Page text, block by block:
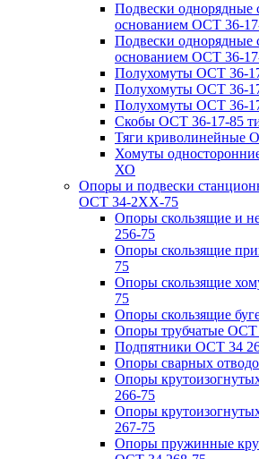
Подвески
основанием ОСТ 36-
Подвески
основанием ОСТ 36-
Полухомуты ОСТ 36-
Полухомуты ОСТ 36-
Полухомуты ОСТ 36-
Скобы ОСТ 36-17-85
Тяги криволинейные
Хомуты
ХО
Опоры и подвески
ОСТ 34-2XX-75
Опоры скользящие и
256-75
Опоры скользящие
75
Опоры скользящие
75
Опоры скользящие
Опоры трубчатые ОСТ
Подпятники ОСТ 34
Опоры сварных
Опоры
266-75
Опоры
267-75
Опоры пружинные